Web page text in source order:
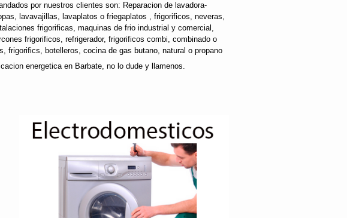
por nuestros clientes son: Reparacion de lavadora-
lavavajillas, lavaplatos o friegaplatos , frigorificos, neveras,
frigorificas, maquinas de frio industrial y comercial,
frigorificos, refrigerador, frigorificos combi, combinado o
frigorifics, botelleros, cocina de gas butano, natural o propano
energetica en Barbate, no lo dude y llamenos.